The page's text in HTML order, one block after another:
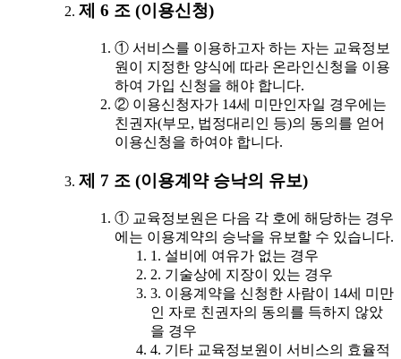
제 6 조 (이용신청)
① 서비스를 이용하고자 하는 자는 교육정보
원이 지정한 양식에 따라 온라인신청을 이용
하여 가입 신청을 해야 합니다.
② 이용신청자가 14세 미만인자일 경우에는
친권자(부모, 법정대리인 등)의 동의를 얻어
이용신청을 하여야 합니다.
제 7 조 (이용계약 승낙의 유보)
① 교육정보원은 다음 각 호에 해당하는 경우
에는 이용계약의 승낙을 유보할 수 있습니다.
1. 설비에 여유가 없는 경우
2. 기술상에 지장이 있는 경우
3. 이용계약을 신청한 사람이 14세 미만
인 자로 친권자의 동의를 득하지 않았
을 경우
4. 기타 교육정보원이 서비스의 효율적